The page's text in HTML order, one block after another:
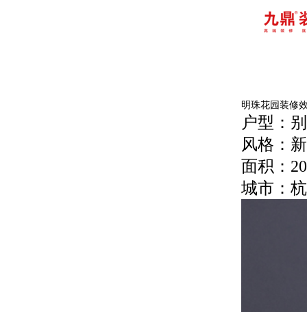
明珠花园装修
户型：
风格：
面积：
城市：